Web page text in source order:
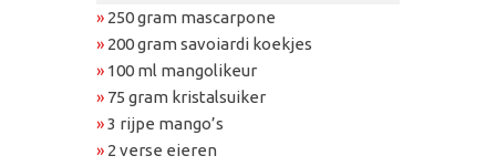
» 250 gram mascarpone
» 200 gram savoiardi koekjes
» 100 ml mangolikeur
» 75 gram kristalsuiker
»3 rijpe mango’s
» 2 verse eieren